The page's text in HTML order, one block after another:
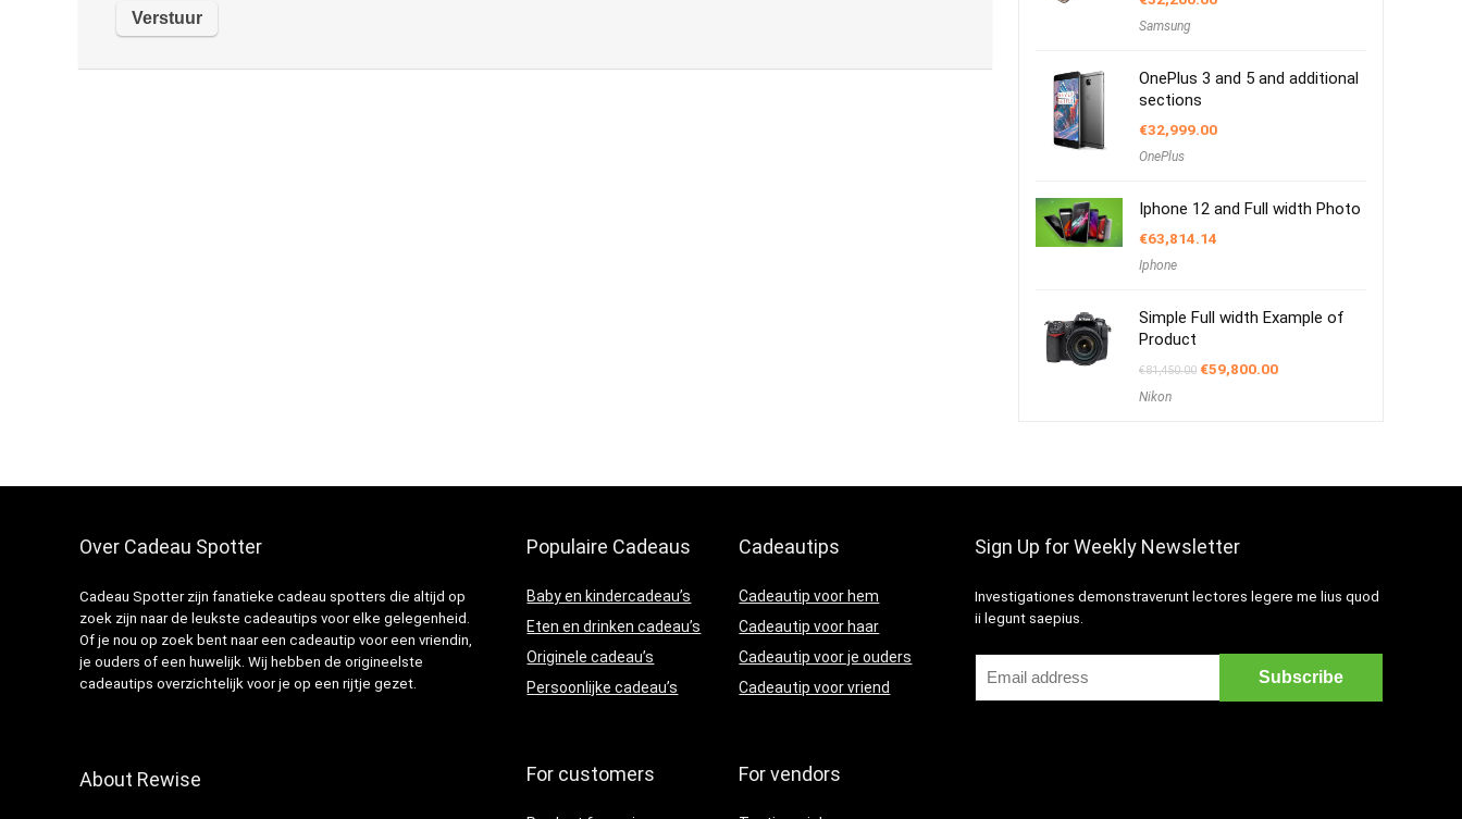
Samsung
OnePlus 3 and 5 and additional
sections
€32,999.00
OnePlus
Iphone 12 and Full width Photo
€63,814.14
Iphone
Simple Full width Example of
Product
€81,450.00 Oorspronkelijke
€59,800.00Huidige
Nikon
Over Cadeau Spotter
Cadeau Spotter zijn fanatieke cadeau spotters die altijd op
zoek zijn naar de leukste cadeautips voor elke gelegenheid.
Of je nou op zoek bent naar een cadeautip voor een vriendin,
je ouders of een huwelijk. Wij hebben de origineelste
cadeautips overzichtelijk voor je op een rijtje gezet.
About Rewise
Populaire Cadeaus
Baby en kindercadeau’s
Eten en drinken cadeau’s
Originele cadeau’s
Persoonlijke cadeau’s
Cadeautips
Cadeautip voor hem
Cadeautip voor haar
Cadeautip voor je ouders
Cadeautip voor vriend
For customers For vendors
Sign Up for Weekly Newsletter
Investigationes demonstraverunt lectores legere me lius quod
ii legunt saepius.